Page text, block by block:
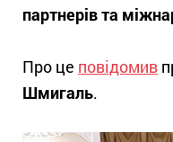
партнерів та
Про це повідомив
Шмигаль.